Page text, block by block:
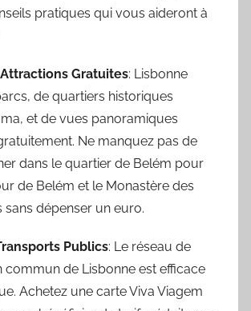
pratiques qui vous aideront à
Gratuites: Lisbonne
de quartiers historiques
et de vues panoramiques
Ne manquez pas de
dans le quartier de Belém pour
de Belém et le Monastère des
sans dépenser un euro.
Publics: Le réseau de
commun de Lisbonne est efficace
Achetez une carte Viva Viagem